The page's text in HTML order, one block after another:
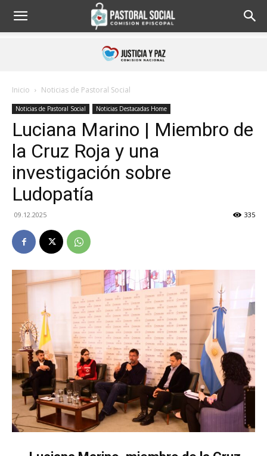
Inicio Noticias de Pastoral Social
Noticias de Pastoral Social Noticias Destacadas Home
Luciana Marino | Miembro de
la Cruz Roja y una
investigación sobre
Ludopatía
09.12.2025 335